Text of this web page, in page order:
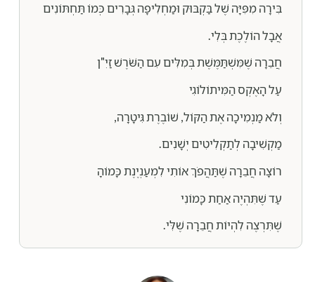
בִּירָה מִפִּיָּה שֶׁל בַּקְבּוּק וּמַחְלִיפָה גְּבָרִים כְּמוֹ תַּחְתּוֹנִים
אֲבָל הוֹלֶכֶת בְּלִי.
חֲבֵרָה שֶׁמִּשְׁתַּמֶּשֶׁת בְּמִלִּים עִם הַשֹּׁרֶשׁ זַיִ"ן
עַל הָאֶקְס הַמִּיתוֹלוֹגִי
וְלֹא מַנְמִיכָה אֶת הַקּוֹל, שׁוֹבֶרֶת גִּיטָרָה,
מַקְשִׁיבָה לְתַקְלִיטִים יְשָׁנִים.
רוֹצָה חֲבֵרָה שֶׁתַּהֲפֹךְ אוֹתִי לִמְעַנְיֶנֶת כָּמוֹהָ
עַד שֶׁתִּהְיֶה אַחַת כָּמוֹנִי
שֶׁתִּרְצֶה לִהְיוֹת חֲבֵרָה שֶׁלִּי.